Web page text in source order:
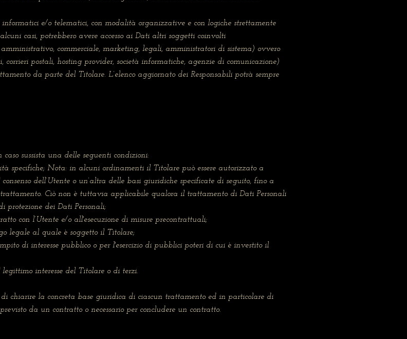
e/o telematici, con modalità organizzative e con logiche strettamente
casi, potrebbero avere accesso ai Dati altri soggetti coinvolti
commerciale, marketing, legali, amministratori di sistema) ovvero
corrieri postali, hosting provider, società informatiche, agenzie di comunicazione)
da parte del Titolare. L’elenco aggiornato dei Responsabili potrà sempre
sussista una delle seguenti condizioni:
specifiche; Nota: in alcuni ordinamenti il Titolare può essere autorizzato a
dell’Utente o un’altra delle basi giuridiche specificate di seguito, fino a
Ciò non è tuttavia applicabile qualora il trattamento di Dati Personali
protezione dei Dati Personali;
con l’Utente e/o all'esecuzione di misure precontrattuali;
legale al quale è soggetto il Titolare;
di interesse pubblico o per l'esercizio di pubblici poteri di cui è investito il
interesse del Titolare o di terzi.
chiarire la concreta base giuridica di ciascun trattamento ed in particolare di
da un contratto o necessario per concludere un contratto.